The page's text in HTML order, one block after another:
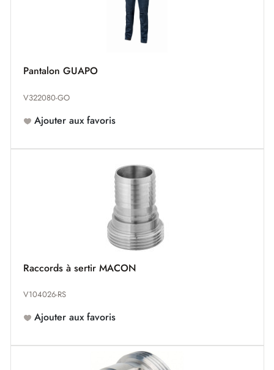
Pantalon GUAPO
V322080-GO
Ajouter aux favoris
Raccords à sertir MACON
V104026-RS
Ajouter aux favoris